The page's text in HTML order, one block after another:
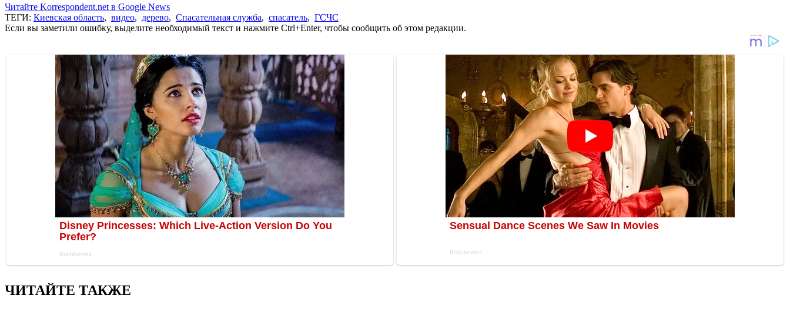
Читайте Korrespondent.net в Google News
ТЕГИ: Киевская область, видео, дерево, Спасательная служба, спасатель, ГСЧС
Если вы заметили ошибку, выделите необходимый текст и нажмите Ctrl+Enter, чтобы сообщить об этом редакции.
ЧИТАЙТЕ ТАКЖЕ